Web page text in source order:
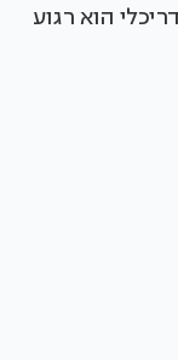
הוא רגוע